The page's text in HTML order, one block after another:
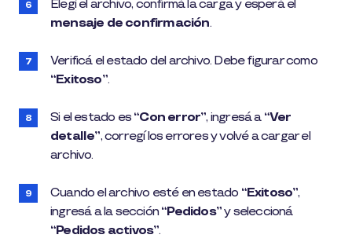
Elegí el archivo, confirmá la carga y esperá el
mensaje de confirmación.
Verificá el estado del archivo. Debe figurar como
“Exitoso”.
Si el estado es “Con error”, ingresá a “Ver
detalle”, corregí los errores y volvé a cargar el
archivo.
Cuando el archivo esté en estado “Exitoso”,
ingresá a la sección“Pedidos”y seleccioná
“Pedidos activos”.